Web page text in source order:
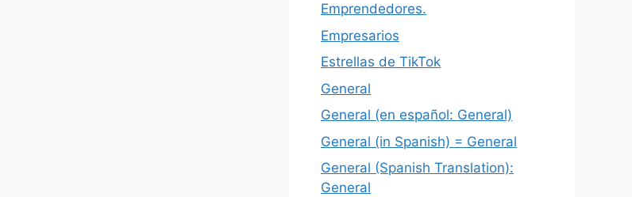
Emprendedores.
Empresarios
Estrellas de TikTok
General
General (en español: General)
General (in Spanish) = General
General (Spanish Translation):
General